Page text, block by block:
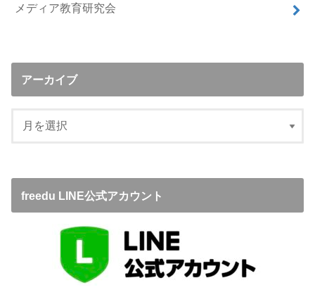
メディア教育研究会
アーカイブ
freedu LINE公式アカウント